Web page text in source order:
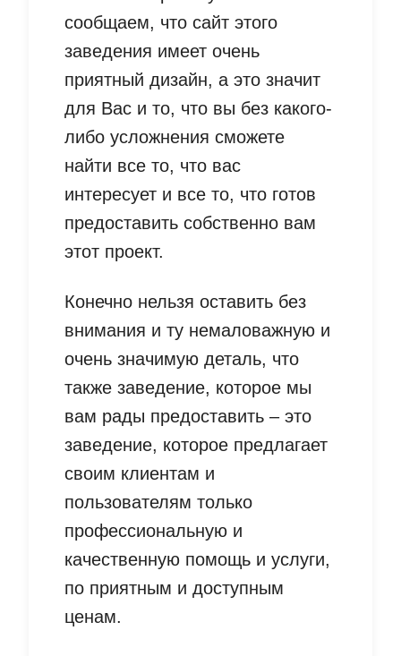
сообщаем, что сайт этого
заведения имеет очень
приятный дизайн, а это значит
для Вас и то, что вы без какого-
либо усложнения сможете
найти все то, что вас
интересует и все то, что готов
предоставить собственно вам
этот проект.
Конечно нельзя оставить без
внимания и ту немаловажную и
очень значимую деталь, что
также заведение, которое мы
вам рады предоставить – это
заведение, которое предлагает
своим клиентам и
пользователям только
профессиональную и
качественную помощь и услуги,
по приятным и доступным
ценам.